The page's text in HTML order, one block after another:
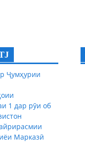
Ҷумҳурии
1 дар рӯи об
Марказӣ